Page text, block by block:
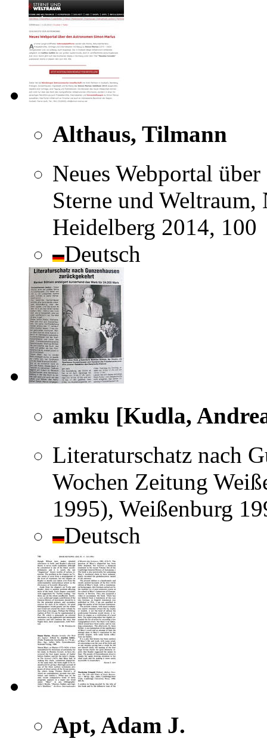
Althaus, Tilmann
Neues Webportal
Sterne und
Heidelberg 2014, 100
Deutsch
amku [Kudla,
Literaturschatz nach
Wochen Zeitung
1995), Weißenburg
Deutsch
Apt, Adam J.